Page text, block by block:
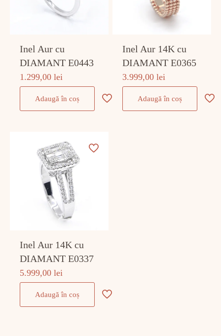
Inel Aur cu
DIAMANT E0443
1.299,00lei
Adaugă în coș
Inel Aur 14K cu
DIAMANT E0365
3.999,00lei
Adaugă în coș
Inel Aur 14K cu
DIAMANT E0337
5.999,00lei
Adaugă în coș